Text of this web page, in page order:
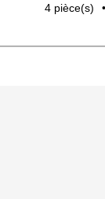
4 pièce(s)